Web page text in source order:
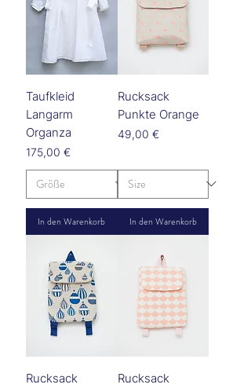
Taufkleid
Langarm
Organza
Preis
175,00 €
In den Warenkorb
Rucksack
Punkte Orange
Preis
49,00 €
In den Warenkorb
Rucksack
Rucksack